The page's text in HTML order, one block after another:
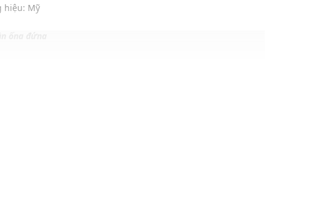
hiệu: Mỹ